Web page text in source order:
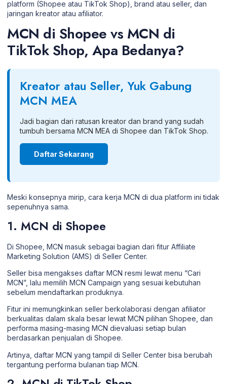
platform (Shopee atau TikTok Shop), brand atau seller, dan
jaringan kreator atau afiliator.
MCN di Shopee vs MCN di
TikTok Shop, Apa Bedanya?
Kreator atau Seller, Yuk Gabung
MCN MEA
Jadi bagian dari ratusan kreator dan brand yang sudah
tumbuh bersama MCN MEA di Shopee dan TikTok Shop.
Daftar Sekarang
Meski konsepnya mirip, cara kerja MCN di dua platform ini tidak
sepenuhnya sama.
1. MCN di Shopee
Di Shopee, MCN masuk sebagai bagian dari fitur Affiliate
Marketing Solution (AMS) di Seller Center.
Seller bisa mengakses daftar MCN resmi lewat menu “Cari
MCN”, lalu memilih MCN Campaign yang sesuai kebutuhan
sebelum mendaftarkan produknya.
Fitur ini memungkinkan seller berkolaborasi dengan afiliator
berkualitas dalam skala besar lewat MCN pilihan Shopee, dan
performa masing-masing MCN dievaluasi setiap bulan
berdasarkan penjualan di Shopee.
Artinya, daftar MCN yang tampil di Seller Center bisa berubah
tergantung performa bulanan tiap MCN.